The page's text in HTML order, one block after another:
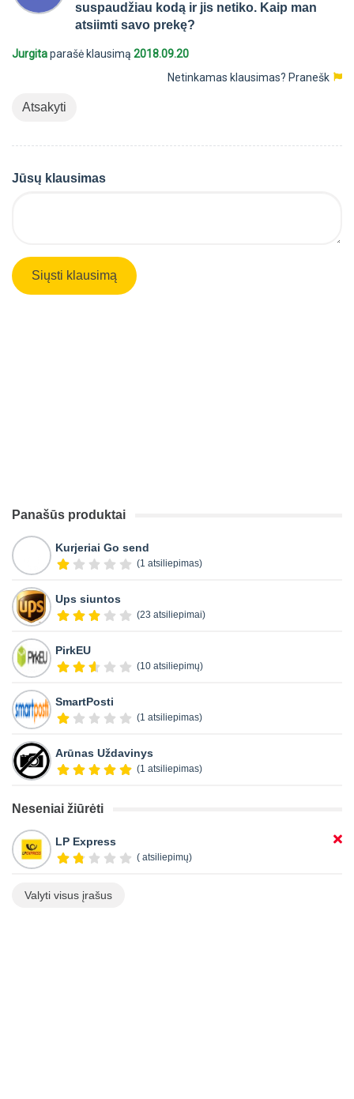
suspaudžiau kodą ir jis netiko. Kaip man
atsiimti savo prekę?
Jurgitaparašė klausimą 2018.09.20
Netinkamas klausimas? Pranešk
Atsakyti
Jūsų klausimas
Panašūs produktai
Kurjeriai Go send
(1 atsiliepimas)
Ups siuntos
(23 atsiliepimai)
PirkEU
(10 atsiliepimų)
SmartPosti
(1 atsiliepimas)
Arūnas Uždavinys
(1 atsiliepimas)
Neseniai žiūrėti
LP Express
( atsiliepimų)
Valyti visus įrašus